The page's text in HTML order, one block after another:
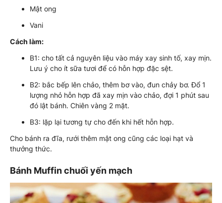
Mật ong
Vani
Cách làm:
B1: cho tất cả nguyên liệu vào máy xay sinh tố, xay mịn.
Lưu ý cho ít sữa tươi để có hỗn hợp đặc sệt.
B2: bắc bếp lên chảo, thêm bơ vào, đun chảy bơ. Đổ 1
lượng nhỏ hỗn hợp đã xay mịn vào chảo, đợi 1 phút sau
đó lật bánh. Chiên vàng 2 mặt.
B3: lặp lại tương tự cho đến khi hết hỗn hợp.
Cho bánh ra đĩa, rưới thêm mật ong cũng các loại hạt và
thưởng thức.
Bánh Muffin chuối yến mạch